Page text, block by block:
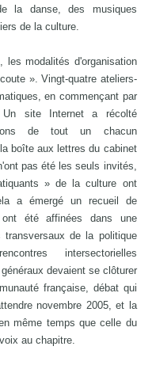
la danse, des musiques
de la culture.
les modalités d'organisation
». Vingt-quatre ateliers-
en commençant par
Un site Internet a récolté
de tout un chacun
boîte aux lettres du cabinet
pas été les seuls invités,
» de la culture ont
a émergé un recueil de
été affinées dans une
de la politique
intersectorielles
devaient se clôturer
française, débat qui
novembre 2005, et la
même temps que celle du
au chapitre.